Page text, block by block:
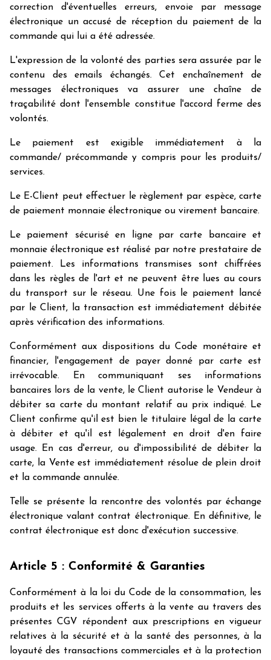
correction d'éventuelles erreurs, envoie par message
électronique un accusé de réception du paiement de la
commande qui lui a été adressée.
L'expression de la volonté des parties sera assurée par le
contenu des emails échangés. Cet enchaînement de
messages électroniques va assurer une chaîne de
traçabilité dont l'ensemble constitue l'accord ferme des
volontés.
Le paiement est exigible immédiatement à la
commande/ précommande y compris pour les produits/
services.
Le E-Client peut effectuer le règlement par espèce, carte
de paiement monnaie électronique ou virement bancaire.
Le paiement sécurisé en ligne par carte bancaire et
monnaie électronique est réalisé par notre prestataire de
paiement. Les informations transmises sont chiffrées
dans les règles de l'art et ne peuvent être lues au cours
du transport sur le réseau. Une fois le paiement lancé
par le Client, la transaction est immédiatement débitée
après vérification des informations.
Conformément aux dispositions du Code monétaire et
financier, l'engagement de payer donné par carte est
irrévocable. En communiquant ses informations
bancaires lors de la vente, le Client autorise le Vendeur à
débiter sa carte du montant relatif au prix indiqué. Le
Client confirme qu'il est bien le titulaire légal de la carte
à débiter et qu'il est légalement en droit d'en faire
usage. En cas d'erreur, ou d'impossibilité de débiter la
carte, la Vente est immédiatement résolue de plein droit
et la commande annulée.
Telle se présente la rencontre des volontés par échange
électronique valant contrat électronique. En définitive, le
contrat électronique est donc d'exécution successive.
Article 5 : Conformité & Garanties
Conformément à la loi du Code de la consommation, les
produits et les services offerts à la vente au travers des
présentes CGV répondent aux prescriptions en vigueur
relatives à la sécurité et à la santé des personnes, à la
loyauté des transactions commerciales et à la protection